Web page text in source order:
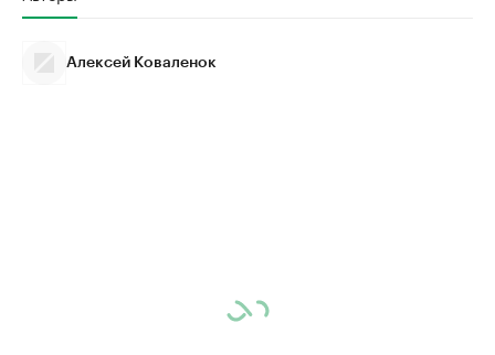
Алексей Коваленок